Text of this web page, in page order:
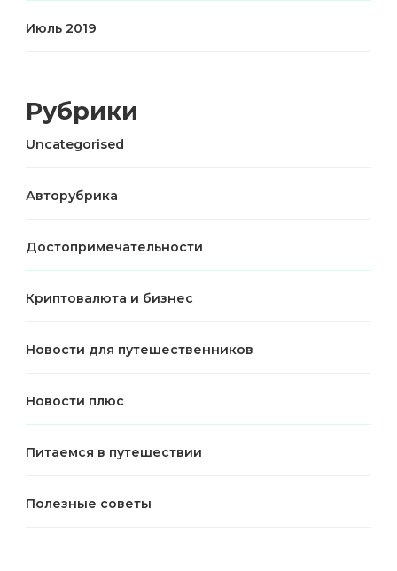
Июль 2019
Рубрики
Uncategorised
Авторубрика
Достопримечательности
Криптовалюта и бизнес
Новости для путешественников
Новости плюс
Питаемся в путешествии
Полезные советы